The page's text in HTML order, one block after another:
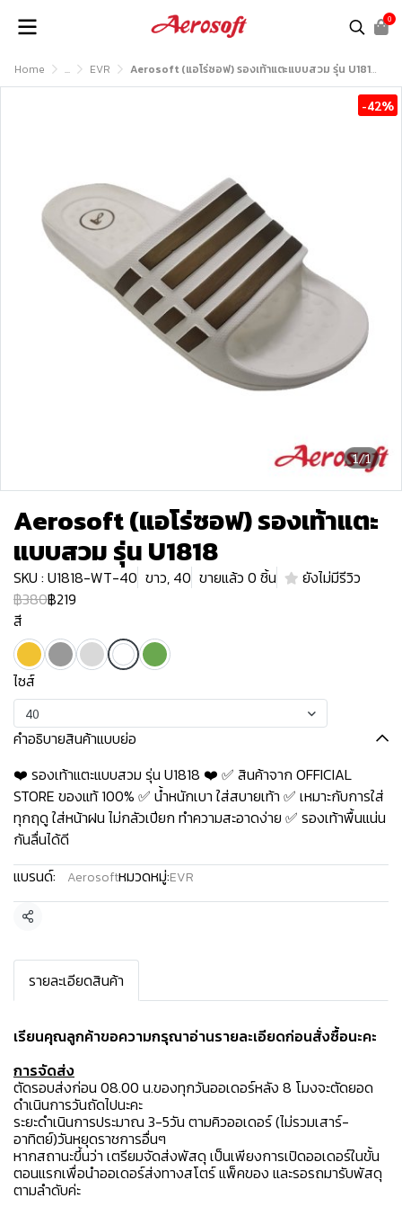
0
Home ... EVR Aerosoft (แอโร่ซอฟ) รองเท้าแตะแบบสวม รุ่น U1818
1/1
-42%
Aerosoft (แอโร่ซอฟ) รองเท้าแตะ
แบบสวม รุ่น U1818
SKU : U1818-WT-40 ขาว, 40 ขายแล้ว 0 ชิ้น
ยังไม่มีรีวิว
฿380฿219
สี
ไซส์
40
คำอธิบายสินค้าแบบย่อ
❤️ รองเท้าแตะแบบสวม รุ่น U1818 ❤️ ✅ สินค้าจาก OFFICIAL
STORE ของแท้ 100% ✅ น้ำหนักเบา ใส่สบายเท้า ✅ เหมาะกับการใส่
ทุกฤดู ใส่หน้าฝน ไม่กลัวเปียก ทำความสะอาดง่าย ✅ รองเท้าพื้นแน่น
กันลื่นได้ดี
แบรนด์:
Aerosoftหมวดหมู่:EVR
แชร์
รายละเอียดสินค้า
เรียนคุณลูกค้าขอความกรุณาอ่านรายละเอียดก่อนสั่งซื้อนะคะ️
การจัดส่ง
ตัดรอบส่งก่อน 08.00 น.ของทุกวันออเดอร์หลัง 8 โมงจะตัดยอด
ดำเนินการวันถัดไปนะคะ
ระยะดำเนินการประมาณ 3-5วัน ตามคิวออเดอร์ (ไม่รวมเสาร์-
อาทิตย์)วันหยุดราชการอื่นๆ
หากสถานะขึ้นว่า เตรียมจัดส่งพัสดุ เป็นเพียงการเปิดออเดอร์ในขั้น
ตอนแรกเพื่อนำออเดอร์ส่งทางสโตร์ แพ็คของ และรอรถมารับพัสดุ
ตามลำดับค่ะ